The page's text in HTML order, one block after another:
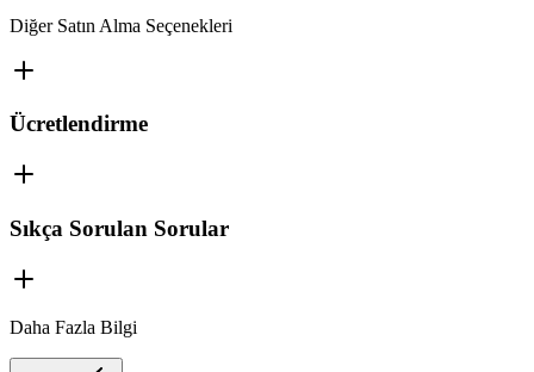
Diğer Satın Alma Seçenekleri
Ücretlendirme
Sıkça Sorulan Sorular
Daha Fazla Bilgi